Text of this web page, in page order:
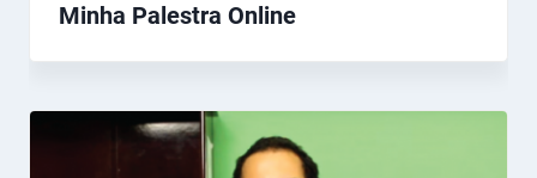
Minha Palestra Online